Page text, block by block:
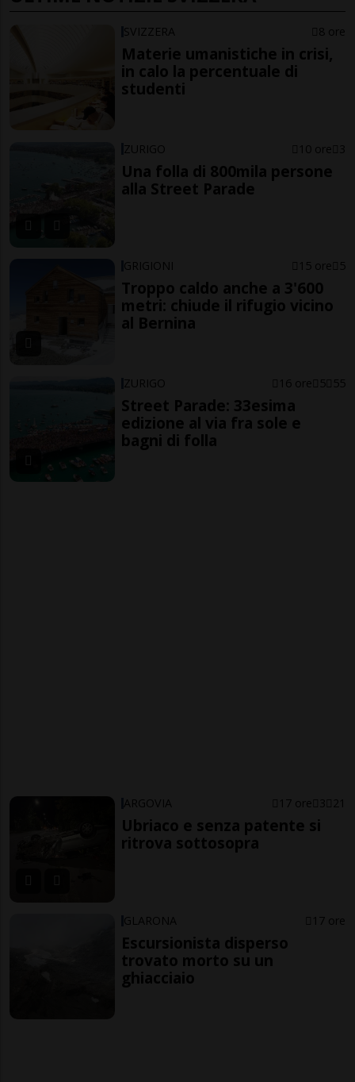
SVIZZERA 8 ore
Materie umanistiche in crisi,
in calo la percentuale di
studenti
ZURIGO 10 ore 3
Una folla di 800mila persone
alla Street Parade
GRIGIONI 15 ore 5
Troppo caldo anche a 3'600
metri: chiude il rifugio vicino
al Bernina
ZURIGO 16 ore 5 55
Street Parade: 33esima
edizione al via fra sole e
bagni di folla
ARGOVIA 17 ore 3 21
Ubriaco e senza patente si
ritrova sottosopra
GLARONA 17 ore
Escursionista disperso
trovato morto su un
ghiacciaio